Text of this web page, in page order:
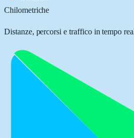
Chilometriche
Distanze, percorsi e traffico in tempo